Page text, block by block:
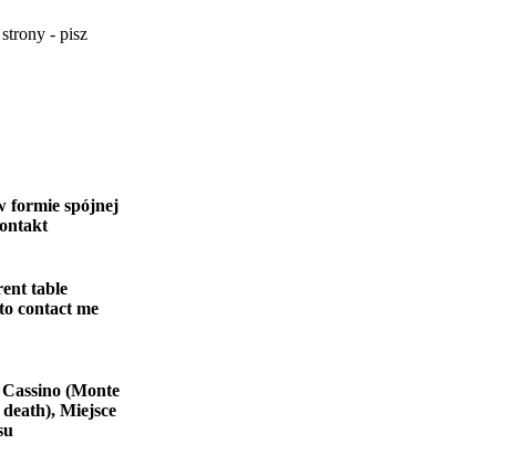
- pisz
formie spójnej
table
contact me
(Monte
Miejsce